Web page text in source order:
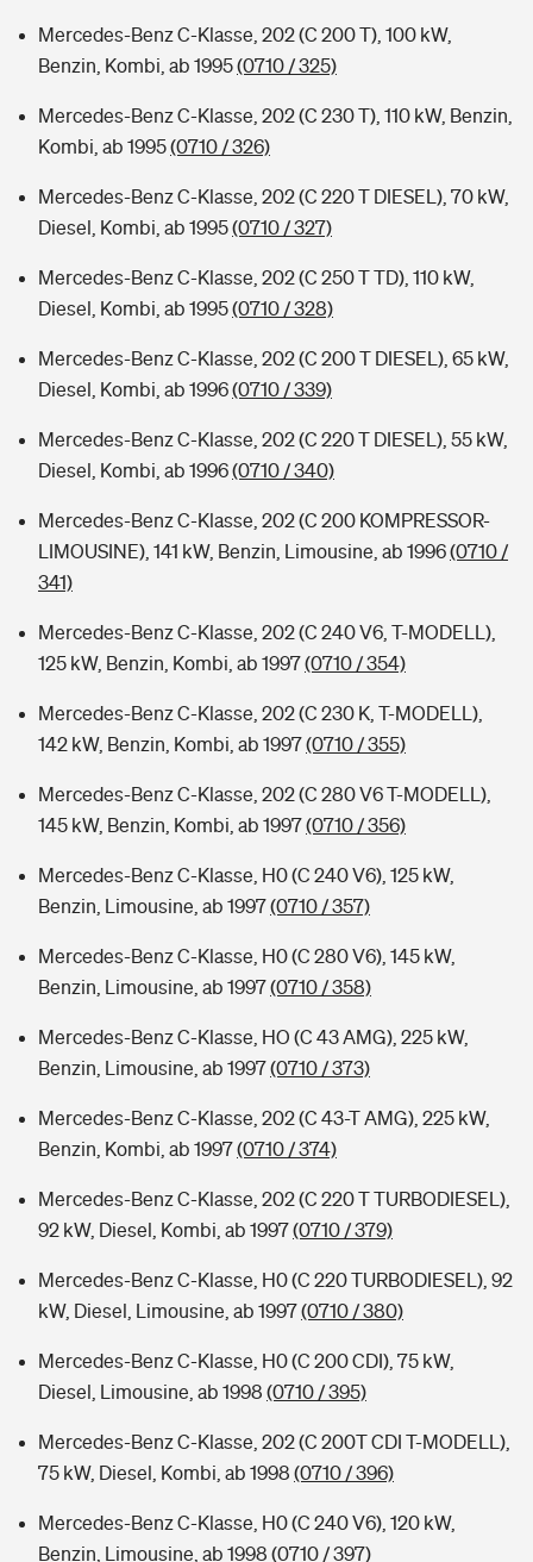
Mercedes-Benz C-Klasse, 202 (C 200 T), 100 kW,
Benzin, Kombi, ab 1995(0710 / 325)
Mercedes-Benz C-Klasse, 202 (C 230 T), 110 kW, Benzin,
Kombi, ab 1995(0710 / 326)
Mercedes-Benz C-Klasse, 202 (C 220 T DIESEL), 70 kW,
Diesel, Kombi, ab 1995(0710 / 327)
Mercedes-Benz C-Klasse, 202 (C 250 T TD), 110 kW,
Diesel, Kombi, ab 1995(0710 / 328)
Mercedes-Benz C-Klasse, 202 (C 200 T DIESEL), 65 kW,
Diesel, Kombi, ab 1996(0710 / 339)
Mercedes-Benz C-Klasse, 202 (C 220 T DIESEL), 55 kW,
Diesel, Kombi, ab 1996(0710 / 340)
Mercedes-Benz C-Klasse, 202 (C 200 KOMPRESSOR-
LIMOUSINE), 141 kW, Benzin, Limousine, ab 1996(0710 /
341)
Mercedes-Benz C-Klasse, 202 (C 240 V6, T-MODELL),
125 kW, Benzin, Kombi, ab 1997(0710 / 354)
Mercedes-Benz C-Klasse, 202 (C 230 K, T-MODELL),
142 kW, Benzin, Kombi, ab 1997(0710 / 355)
Mercedes-Benz C-Klasse, 202 (C 280 V6 T-MODELL),
145 kW, Benzin, Kombi, ab 1997(0710 / 356)
Mercedes-Benz C-Klasse, H0 (C 240 V6), 125 kW,
Benzin, Limousine, ab 1997(0710 / 357)
Mercedes-Benz C-Klasse, H0 (C 280 V6), 145 kW,
Benzin, Limousine, ab 1997(0710 / 358)
Mercedes-Benz C-Klasse, HO (C 43 AMG), 225 kW,
Benzin, Limousine, ab 1997(0710 / 373)
Mercedes-Benz C-Klasse, 202 (C 43-T AMG), 225 kW,
Benzin, Kombi, ab 1997(0710 / 374)
Mercedes-Benz C-Klasse, 202 (C 220 T TURBODIESEL),
92 kW, Diesel, Kombi, ab 1997(0710 / 379)
Mercedes-Benz C-Klasse, H0 (C 220 TURBODIESEL), 92
kW, Diesel, Limousine, ab 1997(0710 / 380)
Mercedes-Benz C-Klasse, H0 (C 200 CDI), 75 kW,
Diesel, Limousine, ab 1998 (0710 / 395)
Mercedes-Benz C-Klasse, 202 (C 200T CDI T-MODELL),
75 kW, Diesel, Kombi, ab 1998 (0710 / 396)
Mercedes-Benz C-Klasse, H0 (C 240 V6), 120 kW,
Benzin, Limousine, ab 1998 (0710 / 397)